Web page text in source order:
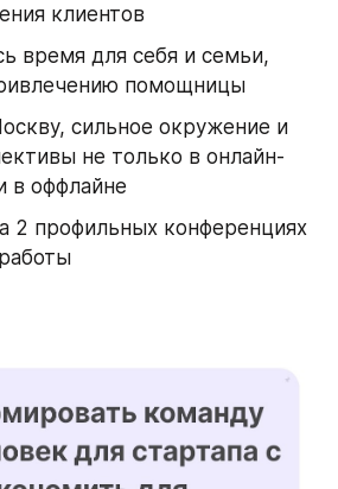
клиентов
время для себя и семьи,
помощницы
сильное окружение и
не только в онлайн-
в оффлайне
2 профильных конференциях